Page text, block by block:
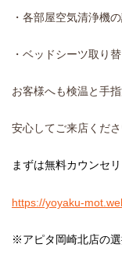
・各部屋空気清浄機
・ベッドシーツ取り替
お客様へも検温と手
安心してご来店くだ
まずは無料カウンセ
https://yoyaku-
※アピタ岡崎北店の選